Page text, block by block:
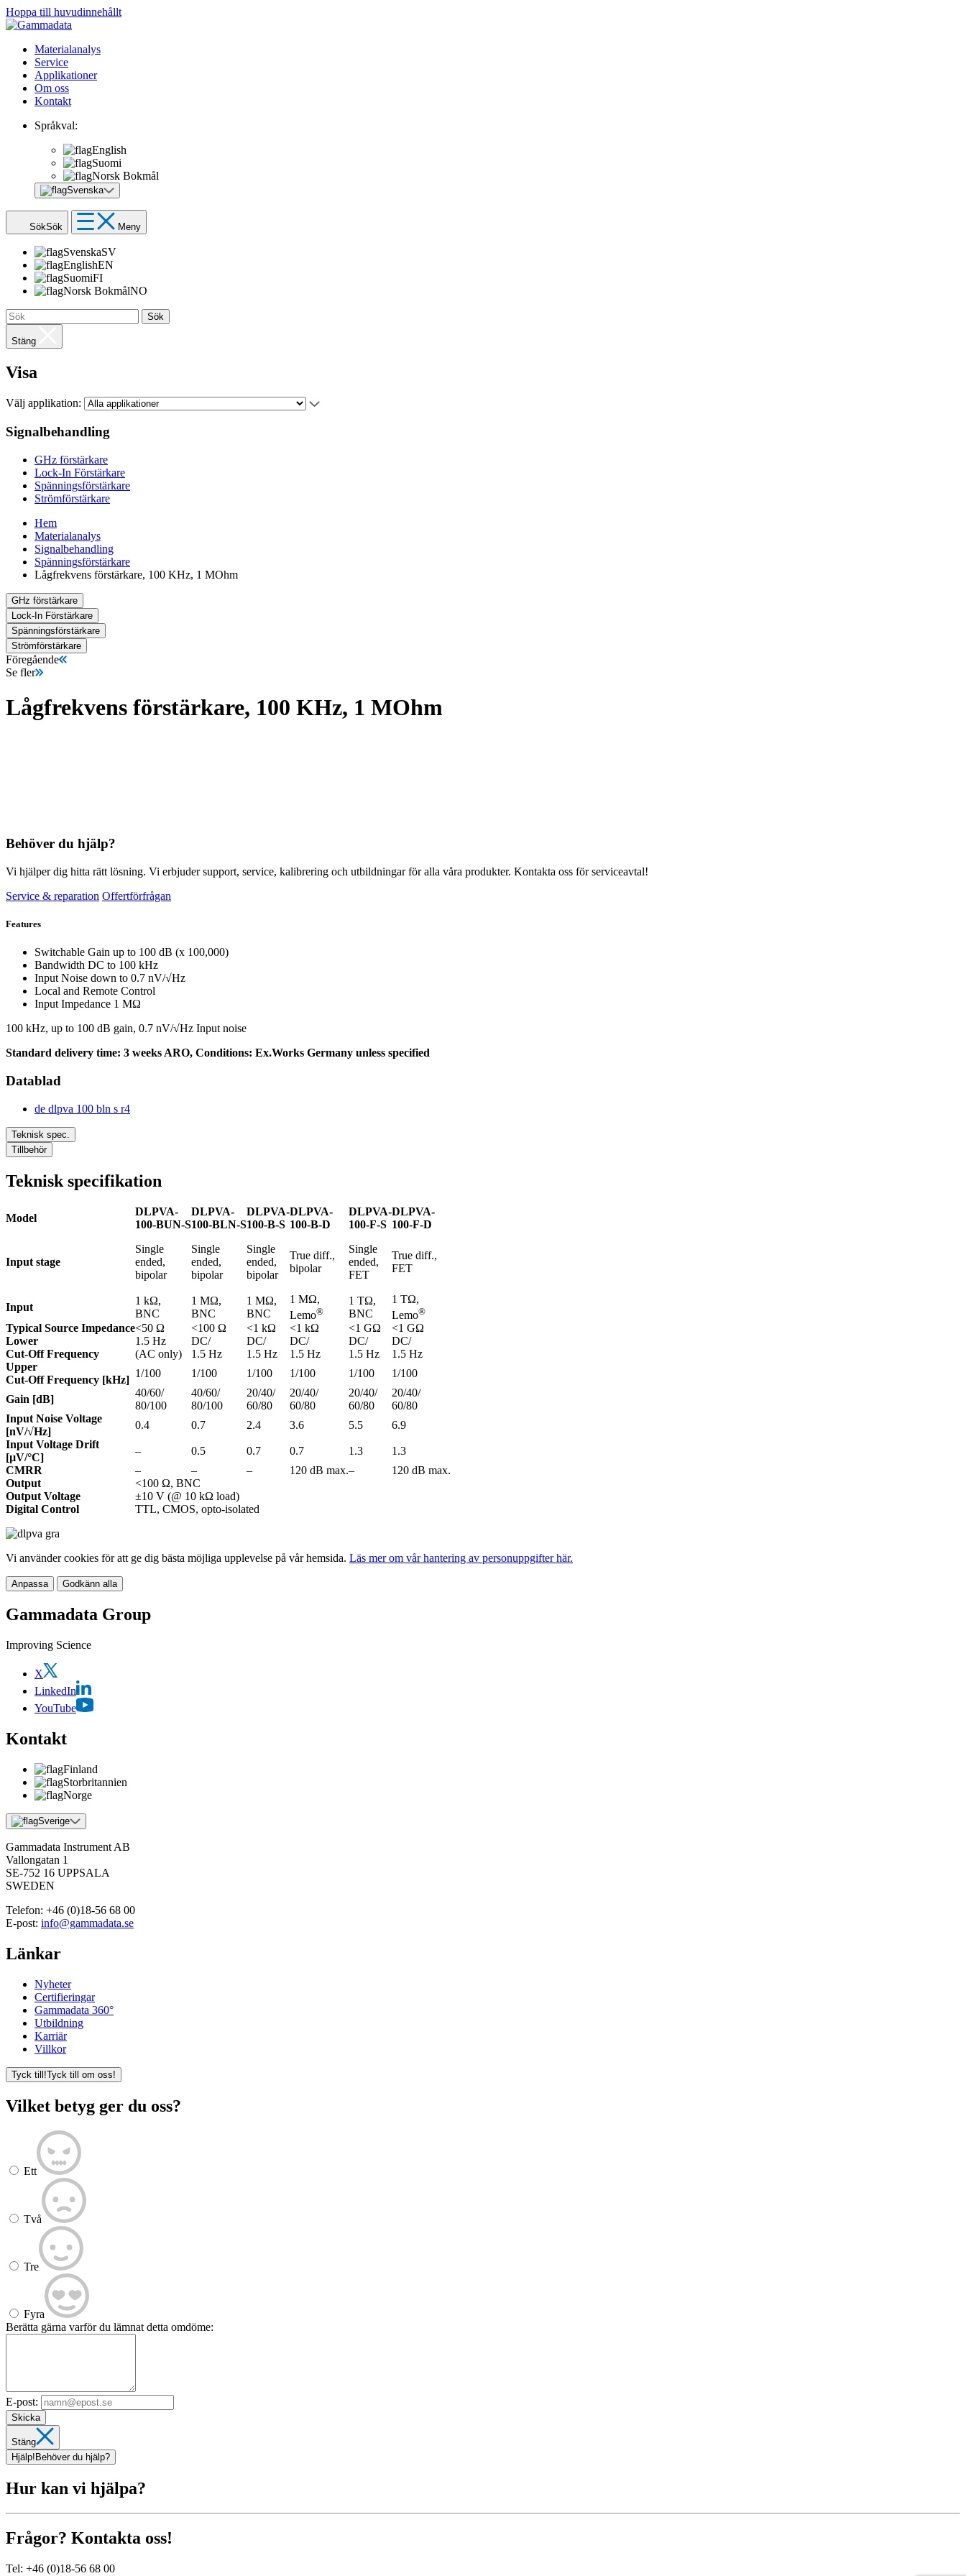
Hoppa till huvudinnehållt
Materialanalys
Service
Applikationer
Om oss
Kontakt
Språkval:
English
Suomi
Norsk Bokmål
Svenska
SökSök Meny
SvenskaSV
EnglishEN
SuomiFI
Norsk BokmålNO
Sök
Stäng
Visa
Välj applikation:
Signalbehandling
GHz förstärkare
Lock-In Förstärkare
Spänningsförstärkare
Strömförstärkare
Hem
Materialanalys
Signalbehandling
Spänningsförstärkare
Lågfrekvens förstärkare, 100 KHz, 1 MOhm
GHz förstärkare
Lock-In Förstärkare
Spänningsförstärkare
Strömförstärkare
Föregående
Se fler
Lågfrekvens förstärkare, 100 KHz, 1 MOhm
Behöver du hjälp?
Vi hjälper dig hitta rätt lösning. Vi erbjuder support, service, kalibrering och utbildningar för alla våra produkter. Kontakta oss för serviceavtal!
Service & reparation Offertförfrågan
Features
Switchable Gain up to 100 dB (x 100,000)
Bandwidth DC to 100 kHz
Input Noise down to 0.7 nV/√Hz
Local and Remote Control
Input Impedance 1 MΩ
100 kHz, up to 100 dB gain, 0.7 nV/√Hz Input noise
Standard delivery time: 3 weeks ARO, Conditions: Ex.Works Germany unless specified
Datablad
de dlpva 100 bln s r4
Teknisk spec.
Tillbehör
Teknisk specifikation
Model
DLPVA-
100-BUN-S
DLPVA-
100-BLN-S
DLPVA-
100-B-S
DLPVA-
100-B-D
DLPVA-
100-F-S
DLPVA-
100-F-D
Input stage
Single
ended,
bipolar
Single
ended,
bipolar
Single
ended,
bipolar
True diff.,
bipolar
Single
ended,
FET
True diff.,
FET
Input
1 kΩ,
BNC
1 MΩ,
BNC
1 MΩ,
BNC
1 MΩ,
Lemo®
1 TΩ,
BNC
1 TΩ,
Lemo®
Typical Source Impedance<50 Ω <100 Ω <1 kΩ <1 kΩ <1 GΩ
<1 GΩ
Lower
Cut-Off Frequency
1.5 Hz
(AC only)
DC/
1.5 Hz
DC/
1.5 Hz
DC/
1.5 Hz
DC/
1.5 Hz
DC/
1.5 Hz
Upper
Cut-Off Frequency [kHz]
1/100 1/100 1/100 1/100 1/100 1/100
Gain [dB]
40/60/
80/100
40/60/
80/100
20/40/
60/80
20/40/
60/80
20/40/
60/80
20/40/
60/80
Input Noise Voltage
[nV/√Hz]
0.4 0.7 2.4 3.6 5.5
6.9
Input Voltage Drift
[µV/°C]
– 0.5 0.7 0.7 1.3
1.3
CMRR
– – – 120 dB max.–
120 dB max.
Output
<100 Ω, BNC
Output Voltage
±10 V (@ 10 kΩ load)
Digital Control
TTL, CMOS, opto-isolated
Vi använder cookies för att ge dig bästa möjliga upplevelse på vår hemsida. Läs mer om vår hantering av personuppgifter här.
Anpassa Godkänn alla
Gammadata Group
Improving Science
X
LinkedIn
YouTube
Kontakt
Finland
Storbritannien
Norge
Sverige
Gammadata Instrument AB
Vallongatan 1
SE-752 16 UPPSALA
SWEDEN
Telefon: +46 (0)18-56 68 00
E-post: info@gammadata.se
Länkar
Nyheter
Certifieringar
Gammadata 360°
Utbildning
Karriär
Villkor
Tyck till!Tyck till om oss!
Vilket betyg ger du oss?
Ett
Två
Tre
Fyra
Berätta gärna varför du lämnat detta omdöme:
E-post:
Skicka
Stäng
Hjälp! Behöver du hjälp?
Hur kan vi hjälpa?
Frågor? Kontakta oss!
Tel: +46 (0)18-56 68 00